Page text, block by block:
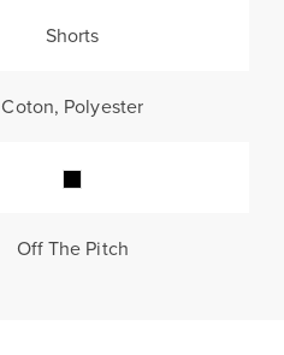
Shorts
Coton, Polyester
Off The Pitch